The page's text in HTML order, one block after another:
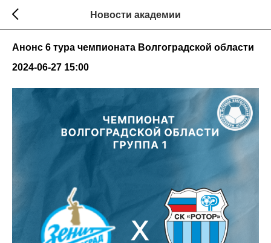
Новости академии
Анонс 6 тура чемпионата Волгоградской области
2024-06-27 15:00